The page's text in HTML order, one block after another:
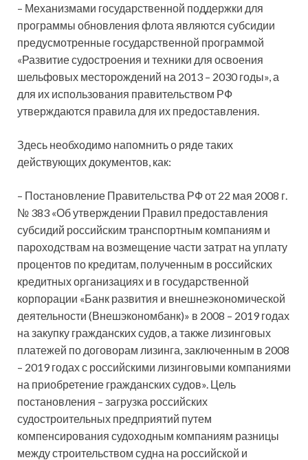
– Механизмами государственной поддержки для
программы обновления флота являются субсидии
предусмотренные государственной программой
«Развитие судостроения и техники для освоения
шельфовых месторождений на 2013 – 2030 годы», а
для их использования правительством РФ
утверждаются правила для их предоставления.
Здесь необходимо напомнить о ряде таких
действующих документов, как:
– Постановление Правительства РФ от 22 мая 2008 г.
№ 383 «Об утверждении Правил предоставления
субсидий российским транспортным компаниям и
пароходствам на возмещение части затрат на уплату
процентов по кредитам, полученным в российских
кредитных организациях и в государственной
корпорации «Банк развития и внешнеэкономической
деятельности (Внешэкономбанк)» в 2008 – 2019 годах
на закупку гражданских судов, а также лизинговых
платежей по договорам лизинга, заключенным в 2008
– 2019 годах с российскими лизинговыми компаниями
на приобретение гражданских судов». Цель
постановления – загрузка российских
судостроительных предприятий путем
компенсирования судоходным компаниям разницы
между строительством судна на российской и